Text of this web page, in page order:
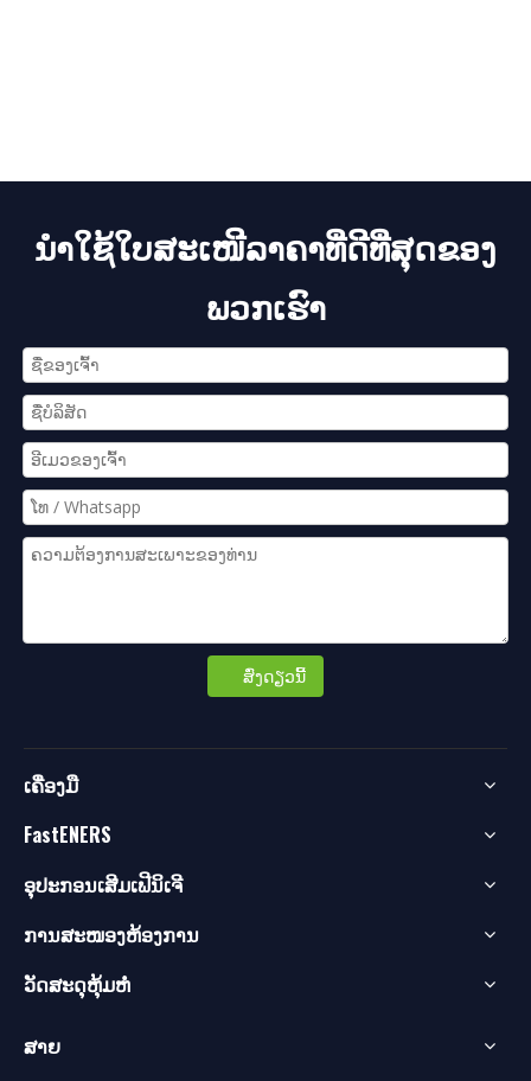
ນຳໃຊ້ໃບສະເໜີລາຄາທີ່ດີທີ່ສຸດຂອງ
ພວກເຮົາ
ສົ່ງດຽວນີ້
ເຄື່ອງມື
FastENERS
ອຸປະກອນເສີມເຟີນິເຈີ
ການສະໜອງຫ້ອງການ
ວັດສະດຸຫຸ້ມຫໍ່
ສາຍ